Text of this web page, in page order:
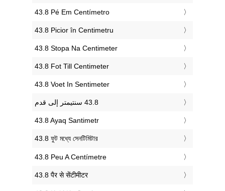
‎43.8 Pé Em Centímetro
‎43.8 Picior în Centimetru
‎43.8 Stopa Na Centimeter
‎43.8 Fot Till Centimeter
‎43.8 Voet In Sentimeter
‎43.8 Ayaq Santimetr
‎43.8 ফুট মধ্যে সেনটিমিটার
‎43.8 Peu A Centímetre
‎43.8 पैर से सेंटीमीटर